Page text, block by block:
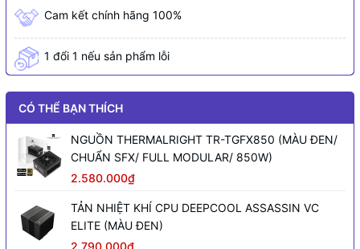
Cam kết chính hãng 100%
1 đổi 1 nếu sản phẩm lỗi
CÓ THỂ BẠN THÍCH
NGUỒN THERMALRIGHT TR-TGFX850 (MÀU ĐEN/
CHUẨN SFX/ FULL MODULAR/ 850W)
2.580.000₫
TẢN NHIỆT KHÍ CPU DEEPCOOL ASSASSIN VC
ELITE (MÀU ĐEN)
2.790.000₫